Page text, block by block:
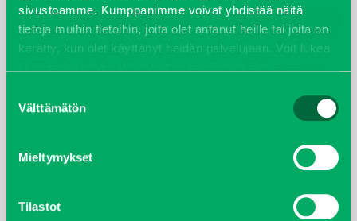
sivustoamme. Kumppanimme voivat yhdistää näitä
tietoja muihin tietoihin, joita olet antanut heille tai joita on
kerätty, kun olet käyttänyt heidän palvelujaan. Voit lukea
valinta
Välttämätön
Mieltymykset
Tilastot
kesäkuu 2021
tammikuu 2021
helmikuu 2020
joulukuu 2019